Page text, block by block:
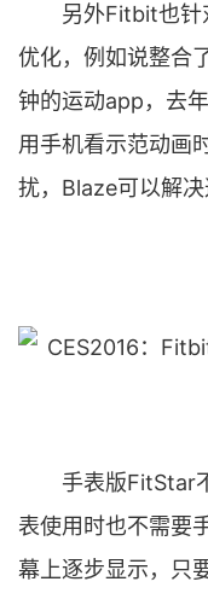
另外Fitbit也针对
优化，例如说整合
钟的运动app，去
用手机看示范动画
扰，Blaze可以解决
手表版FitStar不
表使用时也不需要
幕上逐步显示，只